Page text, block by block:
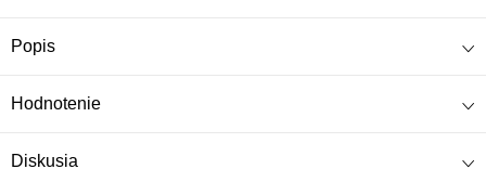
Popis
Hodnotenie
Diskusia